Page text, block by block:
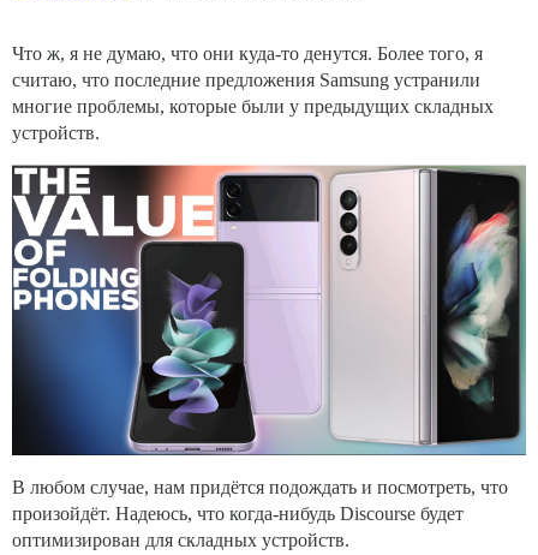
Что ж, я не думаю, что они куда-то денутся. Более того, я
считаю, что последние предложения Samsung устранили
многие проблемы, которые были у предыдущих складных
устройств.
В любом случае, нам придётся подождать и посмотреть, что
произойдёт. Надеюсь, что когда-нибудь Discourse будет
оптимизирован для складных устройств.